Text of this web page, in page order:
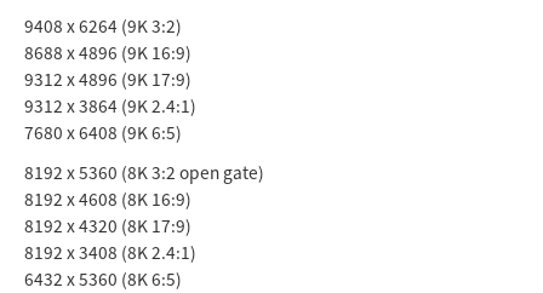
United States
9408 x 6264 (9K 3:2)
8688 x 4896 (9K 16:9)
9312 x 4896 (9K 17:9)
9312 x 3864 (9K 2.4:1)
7680 x 6408 (9K 6:5)
8192 x 5360 (8K 3:2 open gate)
8192 x 4608 (8K 16:9)
8192 x 4320 (8K 17:9)
8192 x 3408 (8K 2.4:1)
6432 x 5360 (8K 6:5)